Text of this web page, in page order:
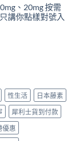
、20mg 按需
講你點樣對號入
性生活
日本藤素
犀利士貨到付款
優惠